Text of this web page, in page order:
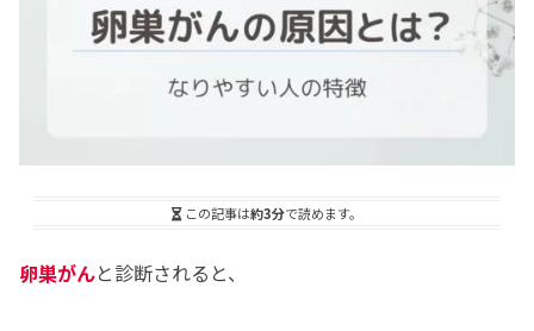
この記事は約3分で読めます。
卵巣がんと診断されると、